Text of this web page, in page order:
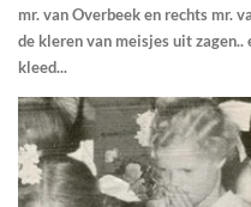
mr. van Overbeek en rechts mr.
de kleren van meisjes uit
kleed...